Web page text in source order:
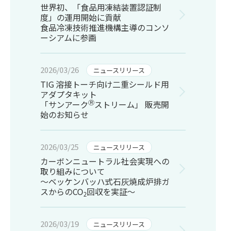
世界初、「食品用凍結装置認証制
度」の運用開始に貢献
食品冷凍技術推進機構主導のコンソ
ーシアムに参画
2026/03/26 ニュースリリース
TIG 溶接トーチ向け二重シールド用
アダプタキット
「サンアークⓇストリーム」 販売開
始のお知らせ
2026/03/25 ニュースリリース
カーボンニュートラル社会実現への
取り組みについて
～ベッケンバッハ式石灰焼成炉排ガ
スからのCO2回収を実証～
2026/03/19 ニュースリリース